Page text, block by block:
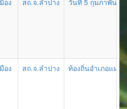
อง สถ.จ.ลำปาง วันที่ 5 กุมภาพันธ์
อง สถ.จ.ลำปาง ท้องถิ่นอำเภอแม่เ